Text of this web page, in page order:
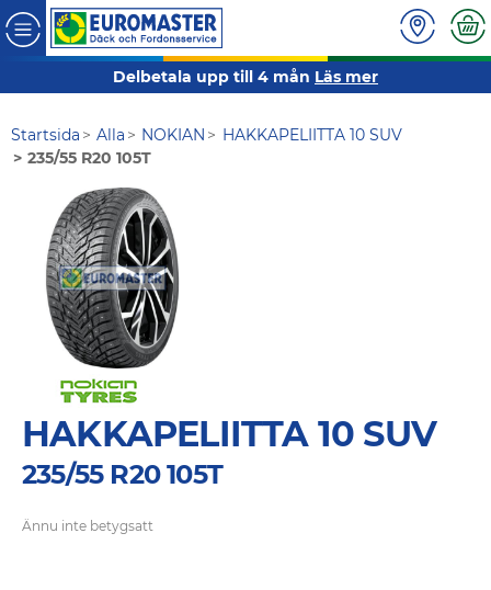
Delbetala upp till 4 mån Läs mer
Startsida Alla NOKIAN
HAKKAPELIITTA 10 SUV
235/55 R20 105T
HAKKAPELIITTA 10 SUV
235/55 R20 105T
Ännu inte betygsatt